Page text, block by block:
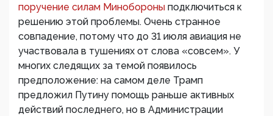
поручение силам Минобороны подключиться к
решению этой проблемы. Очень странное
совпадение, потому что до 31 июля авиация не
участвовала в тушениях от слова «совсем». У
многих следящих за темой появилось
предположение: на самом деле Трамп
предложил Путину помощь раньше активных
действий последнего, но в Администрации